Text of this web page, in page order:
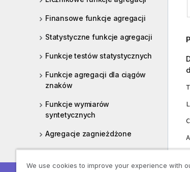
Finansowe funkcje agregacji
Statystyczne funkcje agregacji
Funkcje testów statystycznych
Funkcje agregacji dla ciągów
znaków
Funkcje wymiarów
syntetycznych
Agregacje zagnieżdżone
We use cookies to improve your experience with